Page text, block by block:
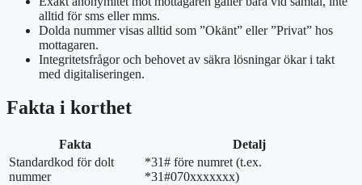
alltid för sms eller mms.
Dolda nummer visas alltid som ”Okänt” eller ”Privat” hos
mottagaren.
Integritetsfrågor och behovet av säkra lösningar ökar i takt
med digitaliseringen.
Fakta i korthet
Fakta
Detalj
Standardkod för dolt
nummer
*31# före numret (t.ex.
*31#070xxxxxxx)